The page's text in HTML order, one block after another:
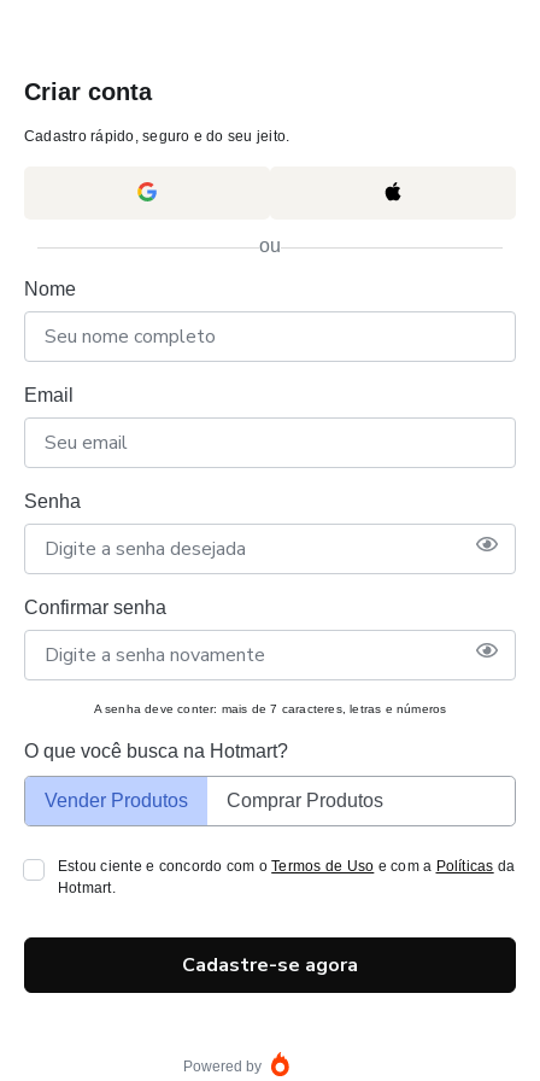
Criar conta
Cadastro rápido, seguro e do seu jeito.
ou
Nome
Email
Senha
Confirmar senha
A senha deve conter: mais de 7 caracteres, letras e números
O que você busca na Hotmart?
Vender Produtos Comprar Produtos
Estou ciente e concordo com oTermos de Uso e com a Políticas da
Hotmart.
Cadastre-se agora
Powered by